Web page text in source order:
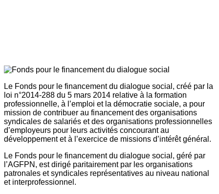
Le Fonds pour le financement du dialogue social, créé par la
loi n°2014-288 du 5 mars 2014 relative à la formation
professionnelle, à l’emploi et la démocratie sociale, a pour
mission de contribuer au financement des organisations
syndicales de salariés et des organisations professionnelles
d’employeurs pour leurs activités concourant au
développement et à l’exercice de missions d’intérêt général.
Le Fonds pour le financement du dialogue social, géré par
l’AGFPN, est dirigé paritairement par les organisations
patronales et syndicales représentatives au niveau national
et interprofessionnel.